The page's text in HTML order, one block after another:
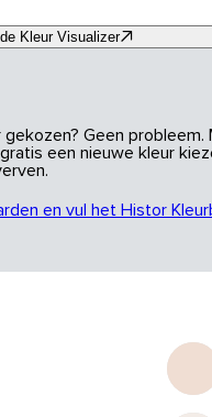
Kleur Visualizer
Geen probleem.
een nieuwe kleur
en vul het Histor